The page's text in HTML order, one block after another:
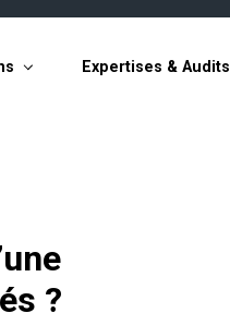
Expertises & Audits
?